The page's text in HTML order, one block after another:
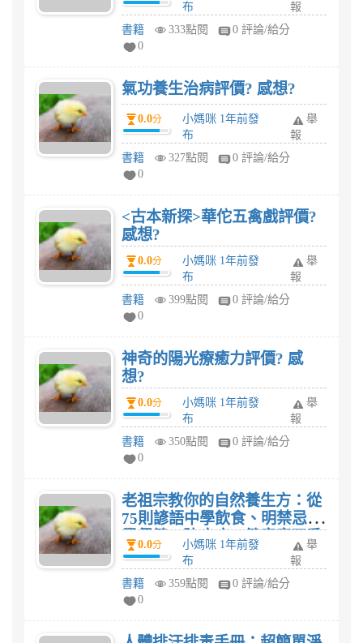
布
報
書籍
333點閱
0 評論/給分
0
氣功養生治病評價? 感想?
0.0分
小媽咪 1年前發
布
舉
報
書籍
327點閱
0 評論/給分
0
<古本新探>華佗五禽戲評價?
感想?
0.0分
小媽咪 1年前發
布
舉
報
書籍
399點閱
0 評論/給分
0
神奇的陽光療癒力評價? 感
想?
0.0分
小媽咪 1年前發
布
舉
報
書籍
350點閱
0 評論/給分
0
老祖宗教你的自然養生方：從
75則諺語中學飲食、明禁忌、
學保健、防疾病，健康度四季
評價? 感想?
0.0分
小媽咪 1年前發
布
舉
報
書籍
359點閱
0 評論/給分
0